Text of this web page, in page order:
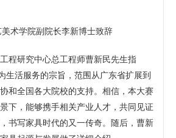
美术学院副院长李新博士致辞
研究中心总工程师曹新民先生指
生活服务的宗旨，范围从广东省扩展到
和全国各大院校的支持。相信，本大赛
下，能够携手相关产业人才，共同见证
书写家具时代的又一传奇。随后，曹新